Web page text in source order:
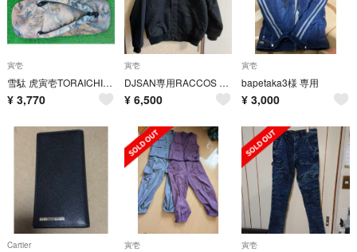
寅壱
雪駄 虎寅壱TORAICHI27 cm綺麗な音がするセッタです。
¥ 3,770
寅壱
DJSAN専用RACCOS BURGER 寅壱 Lサイズ ラコスバーガー
¥ 6,500
寅壱
bapetaka3様 専用
¥ 3,000
Cartier 寅壱 寅壱